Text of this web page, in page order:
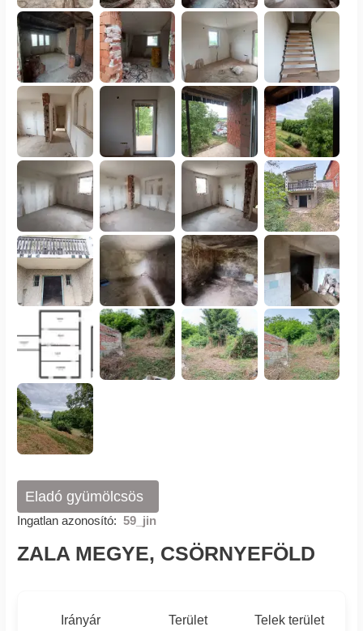
Eladó gyümölcsös
Ingatlan azonosító: 59_jin
ZALA MEGYE, CSÖRNYEFÖLD
Irányár Terület Telek terület